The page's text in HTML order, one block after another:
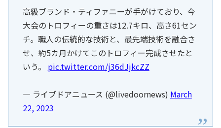
高級ブランド・ティファニーが手がけており、今
大会のトロフィーの重さは12.7キロ、高さ61セン
チ。職人の伝統的な技術と、最先端技術を融合さ
せ、約5カ月かけてこのトロフィー完成させたと
いう。 pic.twitter.com/j36dJjkcZZ
— ライブドアニュース (@livedoornews) March
22, 2023